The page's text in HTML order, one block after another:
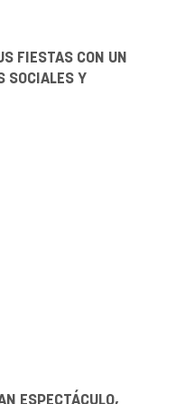
FIESTAS AL RITMO
QUE VUELVE A
A CIENTOS DE
LA BIENVENIDA A